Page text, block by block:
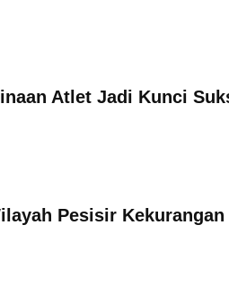
Atlet Jadi Kunci
Pesisir Kekurangan